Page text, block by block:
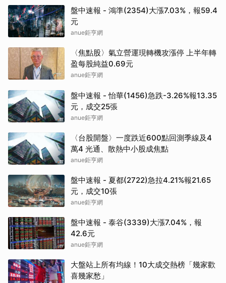
盤中速報 - 鴻準(2354)大漲7.03%，報59.4
元
anue鉅亨網
〈焦點股〉氣立營運現轉機攻漲停 上半年轉
盈每股純益0.69元
anue鉅亨網
盤中速報 - 怡華(1456)急跌-3.26%報13.35
元，成交25張
anue鉅亨網
〈台股開盤〉一度跌近600點回測季線及4
萬4 光通、散熱中小股成焦點
anue鉅亨網
盤中速報 - 夏都(2722)急拉4.21%報21.65
元，成交10張
anue鉅亨網
盤中速報 - 泰谷(3339)大漲7.04%，報
42.6元
anue鉅亨網
大盤站上所有均線！10大成交熱榜「幾家歡
喜幾家愁」